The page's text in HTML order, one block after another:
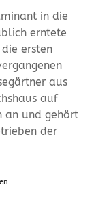
in die
erntete
ersten
aus
auf
an und gehört
der